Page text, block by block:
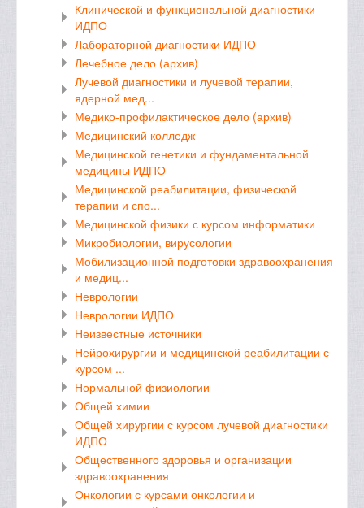
Клинической и функциональной диагностики
ИДПО
Лабораторной диагностики ИДПО
Лечебное дело (архив)
Лучевой диагностики и лучевой терапии,
ядерной мед...
Медико-профилактическое дело (архив)
Медицинский колледж
Медицинской генетики и фундаментальной
медицины ИДПО
Медицинской реабилитации, физической
терапии и спо...
Медицинской физики с курсом информатики
Микробиологии, вирусологии
Мобилизационной подготовки здравоохранения
и медиц...
Неврологии
Неврологии ИДПО
Неизвестные источники
Нейрохирургии и медицинской реабилитации с
курсом ...
Нормальной физиологии
Общей химии
Общей хирургии с курсом лучевой диагностики
ИДПО
Общественного здоровья и организации
здравоохранения
Онкологии с курсами онкологии и